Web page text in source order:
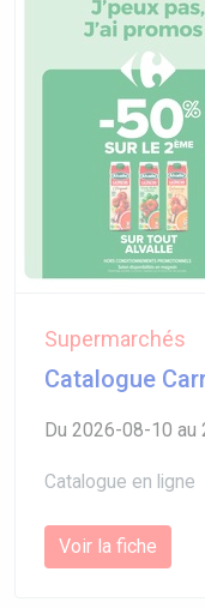
Supermarchés
Catalogue
Du 2026-08-10 au
Catalogue en ligne
Voir la fiche